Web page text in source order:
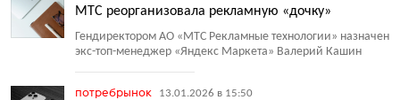
МТС реорганизовала рекламную «дочку»
Гендиректором АО «МТС Рекламные технологии» назначен
экс-топ-менеджер «Яндекс Маркета» Валерий Кашин
потребрынок 13.01.2026 в 15:50